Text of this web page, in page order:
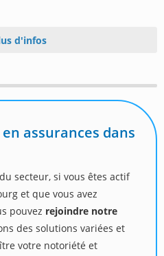
d'infos
assurances dans
secteur, si vous êtes actif
et que vous avez
pouvez rejoindre notre
des solutions variées et
votre notoriété et